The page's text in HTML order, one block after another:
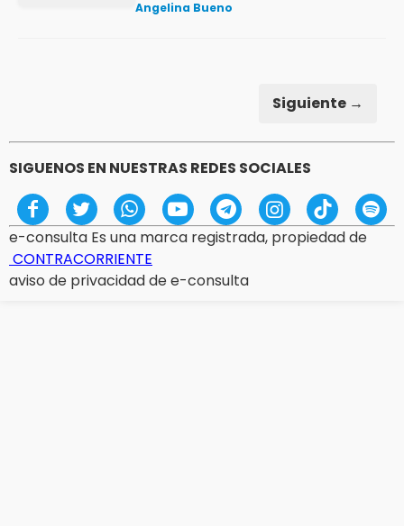
Angelina Bueno
Siguiente →
SIGUENOS EN NUESTRAS REDES SOCIALES
e-consulta Es una marca registrada, propiedad de
CONTRACORRIENTE
aviso de privacidad de e-consulta